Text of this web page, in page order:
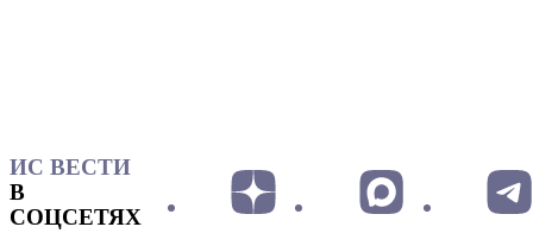
ИС ВЕСТИ
В
СОЦСЕТЯХ